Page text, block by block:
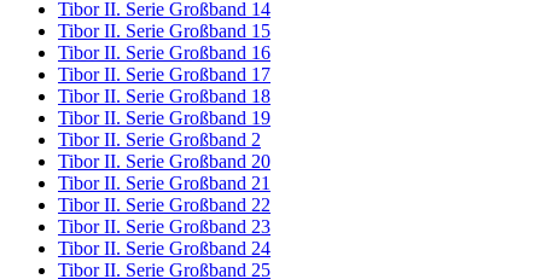
Tibor II. Serie Großband 14
Tibor II. Serie Großband 15
Tibor II. Serie Großband 16
Tibor II. Serie Großband 17
Tibor II. Serie Großband 18
Tibor II. Serie Großband 19
Tibor II. Serie Großband 2
Tibor II. Serie Großband 20
Tibor II. Serie Großband 21
Tibor II. Serie Großband 22
Tibor II. Serie Großband 23
Tibor II. Serie Großband 24
Tibor II. Serie Großband 25